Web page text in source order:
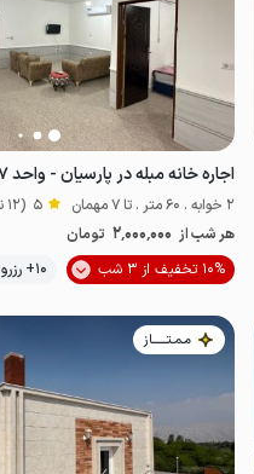
اقتصادی
اجاره خانه مبله در پارسیان - واحد ۷
2 خوابه . 60 متر . تا 7 مهمان 5 (12 نظر)
هر شب از 2٬000٬000 تومان
10% تخفیف از 3 شب
10+ رزرو موفق
مـمـتــــــاز